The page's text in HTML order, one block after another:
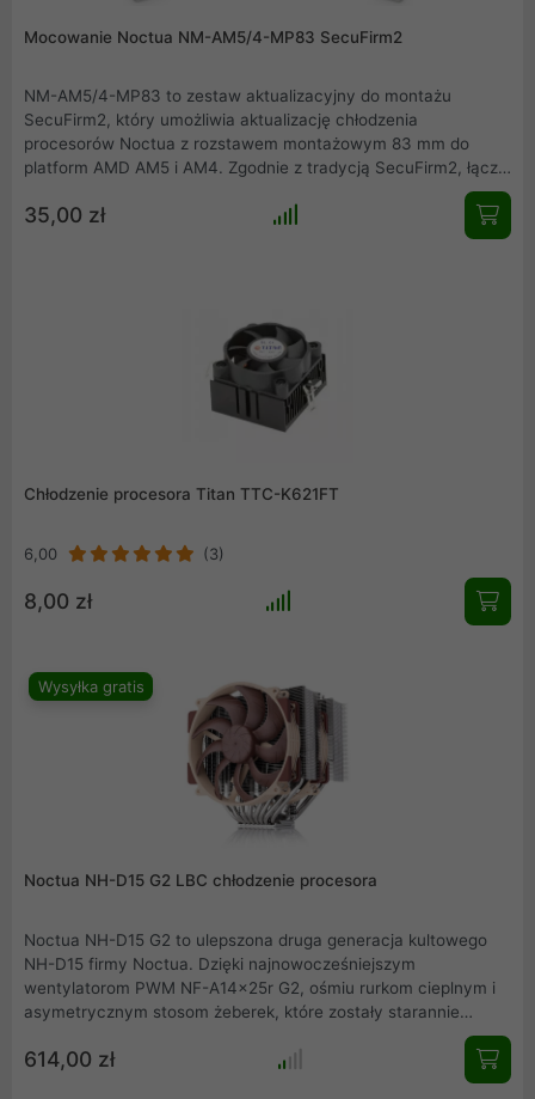
Mocowanie Noctua NM-AM5/4-MP83 SecuFirm2
NM-AM5/4-MP83 to zestaw aktualizacyjny do montażu
SecuFirm2, który umożliwia aktualizację chłodzenia
procesorów Noctua z rozstawem montażowym 83 mm do
platform AMD AM5 i AM4. Zgodnie z tradycją SecuFirm2, łączy
w sobie wyjątkową niezawodność, optymalny nacisk styku i
łatwą, prostą instalację, aby umożliwić użytkownikom Noctua
dalsze korzystanie z radiatorów w najnowszych procesorach
35,00 zł
Chłodzenie procesora Titan TTC-K621FT
6,00 (3)
8,00 zł
Wysyłka gratis
Noctua NH-D15 G2 LBC chłodzenie procesora
Noctua NH-D15 G2 to ulepszona druga generacja kultowego
NH-D15 firmy Noctua. Dzięki najnowocześniejszym
wentylatorom PWM NF-A14x25r G2, ośmiu rurkom cieplnym i
asymetrycznym stosom żeberek, które zostały starannie
dostrojone do współpracy z nowymi wentylatorami, NH-D15 G2
osiąga jeszcze lepszą wydajność z niesamowicie cichą pracą
niż jego nagradzany poprzednik. Zoptymalizowana wersja NH-
614,00 zł